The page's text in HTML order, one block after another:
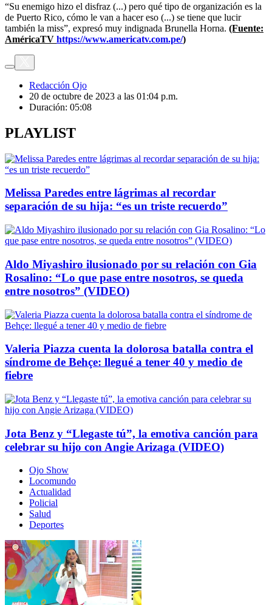
“Su enemigo hizo el disfraz (...) pero qué tipo de organización es la
de Puerto Rico, cómo le van a hacer eso (...) se tiene que lucir
también la miss”, expresó muy indignada Brunella Horna. (Fuente:
AméricaTV https://www.americatv.com.pe/)
Redacción Ojo
20 de octubre de 2023 a las 01:04 p.m.
Duración: 05:08
PLAYLIST
Melissa Paredes entre lágrimas al recordar
separación de su hija: “es un triste recuerdo”
Aldo Miyashiro ilusionado por su relación con Gia
Rosalino: “Lo que pase entre nosotros, se queda
entre nosotros” (VIDEO)
Valeria Piazza cuenta la dolorosa batalla contra el
síndrome de Behçe: llegué a tener 40 y medio de
fiebre
Jota Benz y “Llegaste tú”, la emotiva canción para
celebrar su hijo con Angie Arizaga (VIDEO)
Ojo Show
Locomundo
Actualidad
Policial
Salud
Deportes